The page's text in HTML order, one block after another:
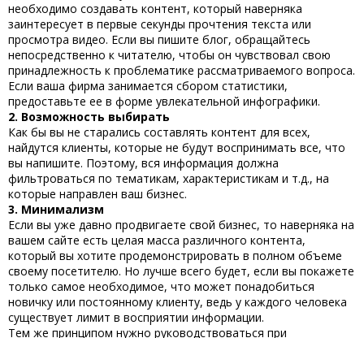
необходимо создавать контент, который наверняка
заинтересует в первые секунды прочтения текста или
просмотра видео. Если вы пишите блог, обращайтесь
непосредственно к читателю, чтобы он чувствовал свою
принадлежность к проблематике рассматриваемого вопроса.
Если ваша фирма занимается сбором статистики,
предоставьте ее в форме увлекательной инфографики.
2. Возможность выбирать
Как бы вы не старались составлять контент для всех,
найдутся клиенты, которые не будут воспринимать все, что
вы напишите. Поэтому, вся информация должна
фильтроваться по тематикам, характеристикам и т.д., на
которые направлен ваш бизнес.
3. Минимализм
Если вы уже давно продвигаете свой бизнес, то наверняка на
вашем сайте есть целая масса различного контента,
который вы хотите продемонстрировать в полном объеме
своему посетителю. Но лучше всего будет, если вы покажете
только самое необходимое, что может понадобиться
новичку или постоянному клиенту, ведь у каждого человека
существует лимит в восприятии информации.
Тем же принципом нужно руководствоваться при